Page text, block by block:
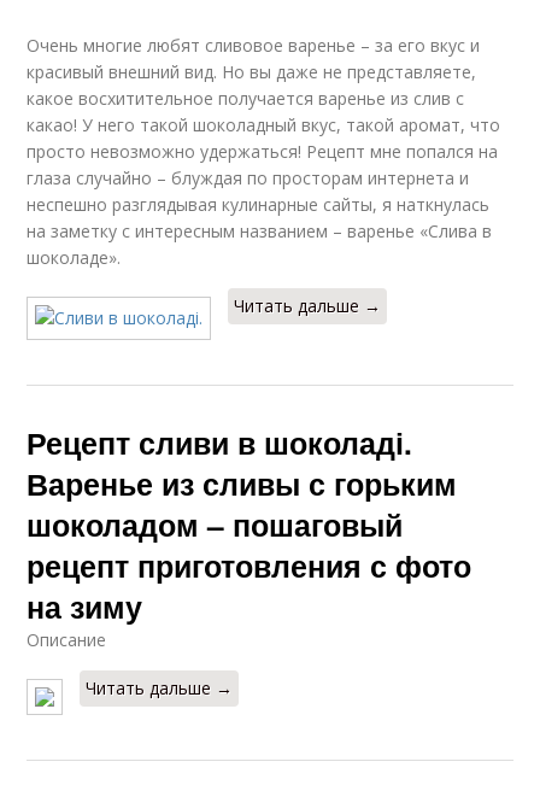
Очень многие любят сливовое варенье – за его вкус и
красивый внешний вид. Но вы даже не представляете,
какое восхитительное получается варенье из слив с
какао! У него такой шоколадный вкус, такой аромат, что
просто невозможно удержаться! Рецепт мне попался на
глаза случайно – блуждая по просторам интернета и
неспешно разглядывая кулинарные сайты, я наткнулась
на заметку с интересным названием – варенье «Слива в
шоколаде».
Читать дальше →
Рецепт сливи в шоколаді.
Варенье из сливы с горьким
шоколадом – пошаговый
рецепт приготовления с фото
на зиму
Описание
Читать дальше →